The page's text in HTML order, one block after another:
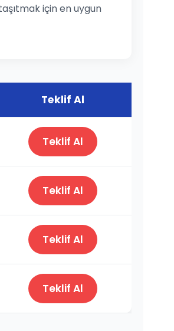
için en uygun
Teklif Al
Teklif Al
Teklif Al
Teklif Al
Teklif Al